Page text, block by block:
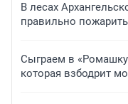
В лесах
правильно пожарить
Сыграем в
которая взбодрит